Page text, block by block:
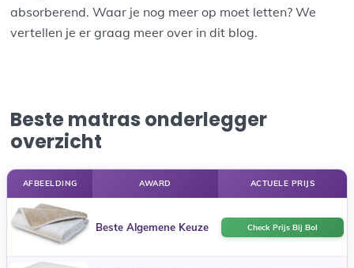
absorberend. Waar je nog meer op moet letten? We
vertellen je er graag meer over in dit blog.
Beste matras onderlegger
overzicht
AFBEELDING AWARD ACTUELE PRIJS
Beste Algemene Keuze Check Prijs Bij Bol